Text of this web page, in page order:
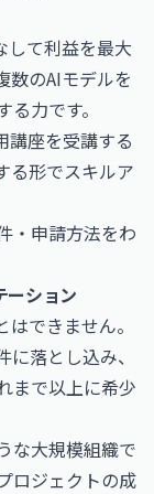
して利益を最大
数のAIモデルを
力です。
講座を受講する
る形でスキルア
・申請方法をわ
ーション
できません。
落とし込み、
まで以上に希少
な大規模組織で
ロジェクトの成